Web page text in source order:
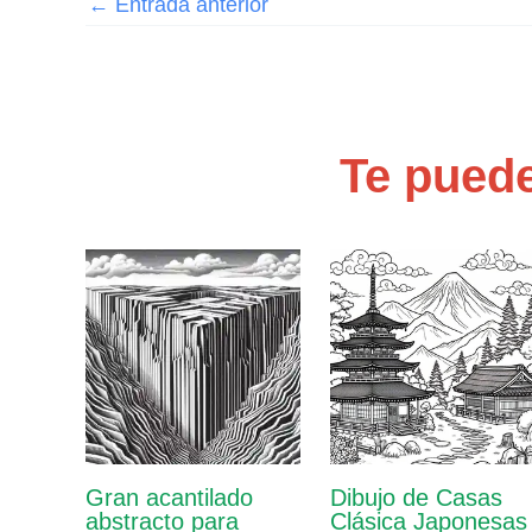
← Entrada anterior
Te
Gran acantilado
abstracto para
Dibujo de Casas
Clásica Japonesas